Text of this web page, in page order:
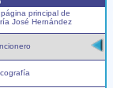
principal de
José Hernández